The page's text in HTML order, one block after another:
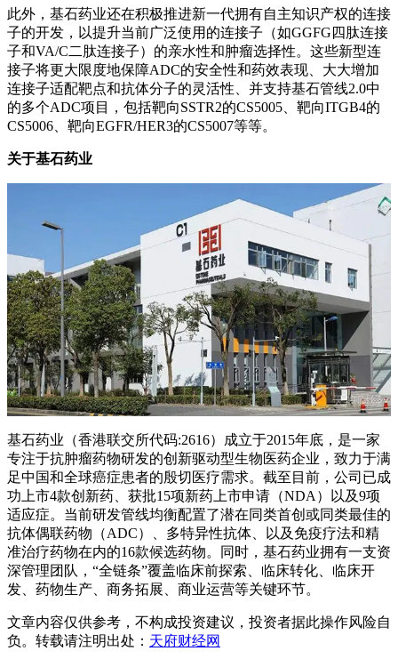
此外，基石药业还在积极推进新一代拥有自主知识产权的连接
子的开发，以提升当前广泛使用的连接子（如GGFG四肽连接
子和VA/C二肽连接子）的亲水性和肿瘤选择性。这些新型连
接子将更大限度地保障ADC的安全性和药效表现、大大增加
连接子适配靶点和抗体分子的灵活性、并支持基石管线2.0中
的多个ADC项目，包括靶向SSTR2的CS5005、靶向ITGB4的
CS5006、靶向EGFR/HER3的CS5007等等。
关于基石药业
基石药业（香港联交所代码:2616）成立于2015年底，是一家
专注于抗肿瘤药物研发的创新驱动型生物医药企业，致力于满
足中国和全球癌症患者的殷切医疗需求。截至目前，公司已成
功上市4款创新药、获批15项新药上市申请（NDA）以及9项
适应症。当前研发管线均衡配置了潜在同类首创或同类最佳的
抗体偶联药物（ADC）、多特异性抗体、以及免疫疗法和精
准治疗药物在内的16款候选药物。同时，基石药业拥有一支资
深管理团队，“全链条”覆盖临床前探索、临床转化、临床开
发、药物生产、商务拓展、商业运营等关键环节。
文章内容仅供参考，不构成投资建议，投资者据此操作风险自
负。转载请注明出处： 天府财经网